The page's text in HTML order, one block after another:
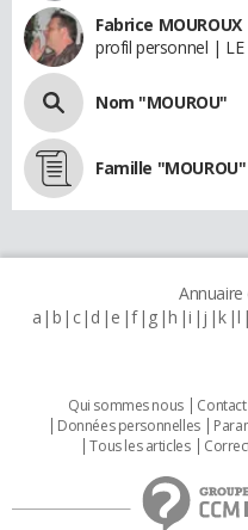
Fabrice MOUROUX
profil personnel | LE
Nom "MOUROU"
Famille "MOUROU"
a b c d e f g h i j k l
Qui sommes nous Contact
Données personnelles
Tous les articles